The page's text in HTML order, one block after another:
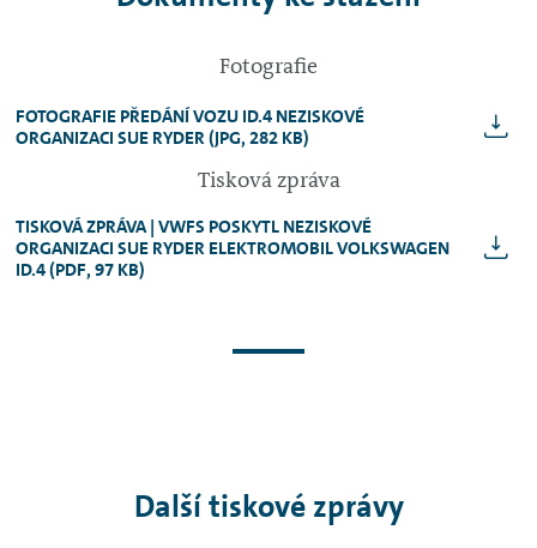
Fotografie
FOTOGRAFIE PŘEDÁNÍ VOZU ID.4 NEZISKOVÉ
ORGANIZACI SUE RYDER (JPG, 282 KB)
Tisková zpráva
TISKOVÁ ZPRÁVA | VWFS POSKYTL NEZISKOVÉ
ORGANIZACI SUE RYDER ELEKTROMOBIL VOLKSWAGEN
ID.4(PDF, 97 KB)
Další tiskové zprávy